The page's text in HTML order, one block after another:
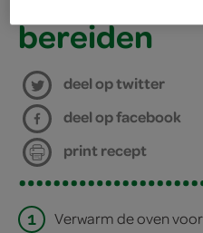
bereiden
deel op twitter
deel op facebook
print recept
1
Verwarm de oven